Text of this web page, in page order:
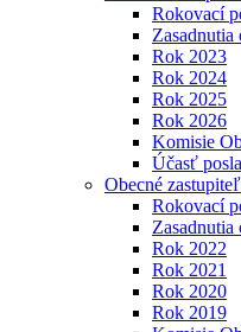
Rokovací
Zasadnutia
Rok 2023
Rok 2024
Rok 2025
Rok 2026
Komisie
Účasť
Obecné
Rokovací
Zasadnutia
Rok 2022
Rok 2021
Rok 2020
Rok 2019